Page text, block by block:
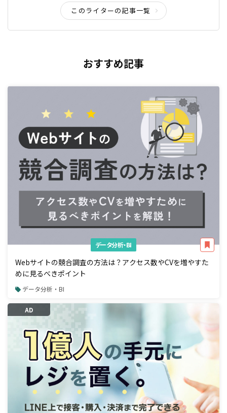
このライターの記事一覧
おすすめ記事
データ分析・BI
Webサイトの競合調査の方法は？アクセス数やCVを増やすた
めに見るべきポイント
データ分析・BI
AD